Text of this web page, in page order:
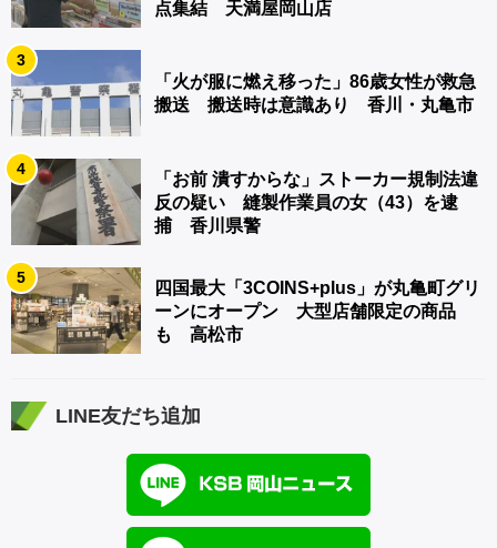
点集結 天満屋岡山店
3
「火が服に燃え移った」86歳女性が救急
搬送 搬送時は意識あり 香川・丸亀市
4
「お前 潰すからな」ストーカー規制法違
反の疑い 縫製作業員の女（43）を逮
捕 香川県警
5
四国最大「3COINS+plus」が丸亀町グリ
ーンにオープン 大型店舗限定の商品
も 高松市
LINE友だち追加